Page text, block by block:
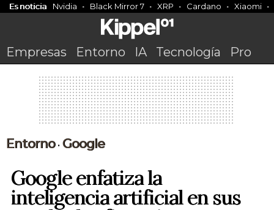
Es noticia Nvidia Black Mirror 7 XRP Cardano Xiaomi
Empresas Entorno IA Tecnología Pro
Entorno• Google
Google enfatiza la
inteligencia artificial en sus